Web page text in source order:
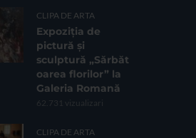
CLIPA DE ARTA
Expoziția de
pictură și
sculptură „Sărbăt
oarea florilor” la
Galeria Romană
62.731 vizualizari
CLIPA DE ARTA